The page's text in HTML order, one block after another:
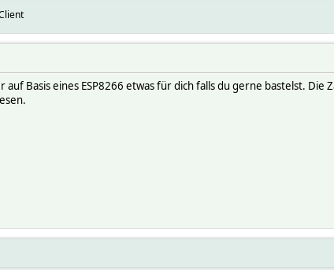
Basis eines ESP8266 etwas für dich falls du gerne bastelst. Die